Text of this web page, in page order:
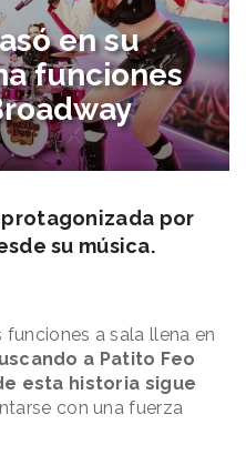
en su
funciones
protagonizada por
su música.
a sala llena en
a Patito Feo
esta historia sigue
con una fuerza